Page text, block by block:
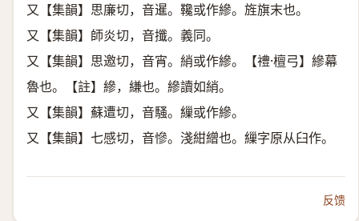
又【集韻】思廉切，音暹。䪌或作縿。旌旗末也。
又【集韻】師炎切，音攕。義同。
又【集韻】思邀切，音宵。綃或作縿。【禮·檀弓】縿幕
魯也。【註】縿，縑也。縿讀如綃。
又【集韻】蘇遭切，音騷。繅或作縿。
又【集韻】七感切，音慘。淺紺繒也。繅字原从臼作。
反馈